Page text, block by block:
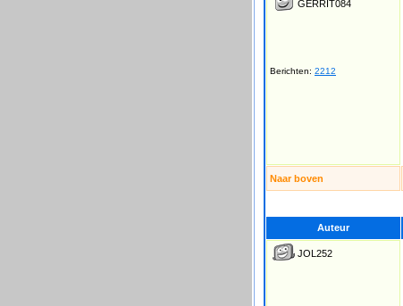
GERRIT084
Berichten: 2212
Naar boven
Auteur
JOL252